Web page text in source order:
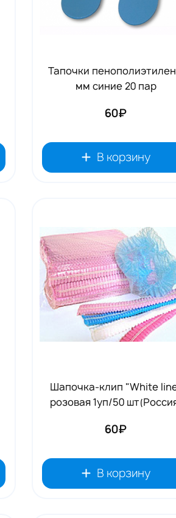
Тапочки
мм синие 20 пар
60₽
В корзину
Шапочка-клип "White
розовая 1уп/50
60₽
В корзину